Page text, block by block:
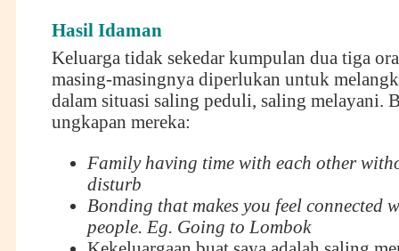
Hasil Idaman
Keluarga tidak sekedar kumpulan dua tiga
masing-masingnya diperlukan untuk
dalam situasi saling peduli, saling melayani.
ungkapan mereka:
Family having time with each other
disturb
Bonding that makes you feel connected
people. Eg. Going to Lombok